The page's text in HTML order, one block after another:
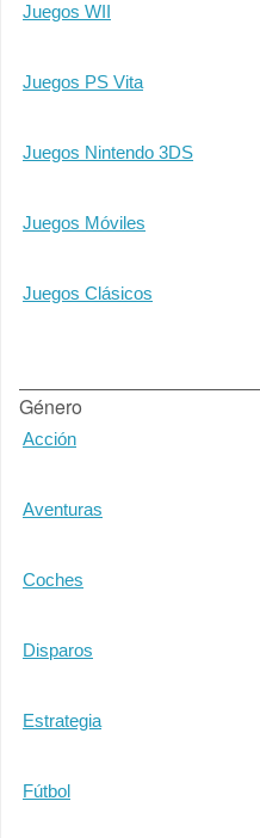
Juegos WII
Juegos PS Vita
Juegos Nintendo 3DS
Juegos Móviles
Juegos Clásicos
Género
Acción
Aventuras
Coches
Disparos
Estrategia
Fútbol